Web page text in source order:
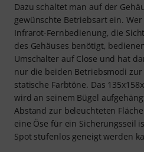
Dazu schaltet man auf der
gewünschte Betriebsart ein.
Infrarot-Fernbedienung, die
des Gehäuses benötigt,
Umschalter auf Close und hat
nur die beiden Betriebsmodi
statische Farbtöne. Das
wird an seinem Bügel
Abstand zur beleuchteten
eine Öse für ein Sicherungsseil
Spot stufenlos geneigt werden